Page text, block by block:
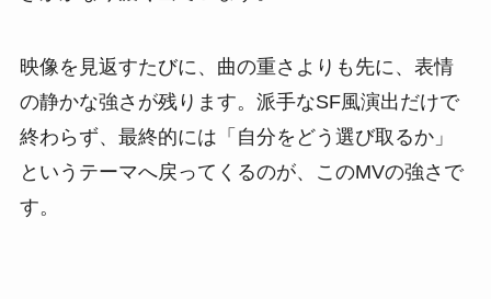
映像を見返すたびに、曲の重さよりも先に、表情
の静かな強さが残ります。派手なSF風演出だけで
終わらず、最終的には「自分をどう選び取るか」
というテーマへ戻ってくるのが、このMVの強さで
す。